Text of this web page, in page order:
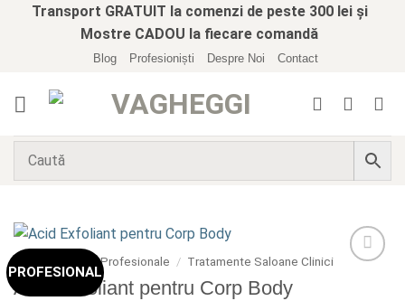
Transport GRATUIT la comenzi de peste 300 lei și
Mostre CADOU la fiecare comandă
Blog Profesioniști Despre Noi Contact
PROFESIONAL
Profesionale / Tratamente Saloane Clinici
Acid Exfoliant pentru Corp Body